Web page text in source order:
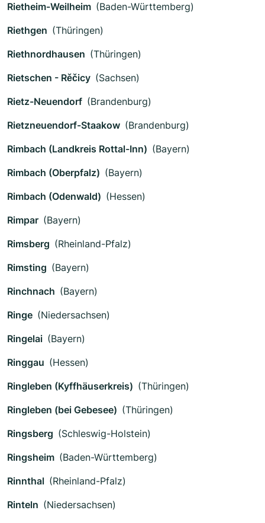
Rietheim-Weilheim (Baden-Württemberg)
Riethgen (Thüringen)
Riethnordhausen (Thüringen)
Rietschen - Rěčicy (Sachsen)
Rietz-Neuendorf (Brandenburg)
Rietzneuendorf-Staakow (Brandenburg)
Rimbach (Landkreis Rottal-Inn) (Bayern)
Rimbach (Oberpfalz) (Bayern)
Rimbach (Odenwald) (Hessen)
Rimpar (Bayern)
Rimsberg (Rheinland-Pfalz)
Rimsting (Bayern)
Rinchnach (Bayern)
Ringe (Niedersachsen)
Ringelai (Bayern)
Ringgau (Hessen)
Ringleben (Kyffhäuserkreis) (Thüringen)
Ringleben (bei Gebesee) (Thüringen)
Ringsberg (Schleswig-Holstein)
Ringsheim (Baden-Württemberg)
Rinnthal (Rheinland-Pfalz)
Rinteln (Niedersachsen)